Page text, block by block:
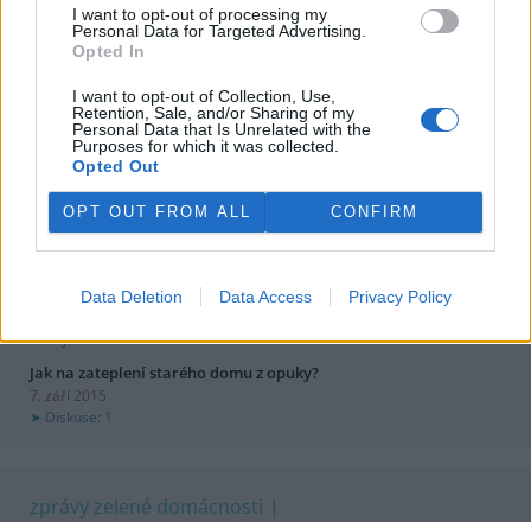
I want to opt-out of processing my
Personal Data for Targeted Advertising.
Opted In
I want to opt-out of Collection, Use,
Retention, Sale, and/or Sharing of my
Personal Data that Is Unrelated with the
Purposes for which it was collected.
Opted Out
OPT OUT FROM ALL CONFIRM
Data Deletion Data Access Privacy Policy
dotazy a odpovědi
Může zemědělec používat chemický postřik, když vítr vane k
2. dubna 2017
Diskuse: 3
Musím mít revizi na kotel, když ho nepoužívám?
7. listopadu 2016
Diskuse: 1
Přepojení domácí ČOV na obecní kanalizaci: musím?
23. října 2015
Jak na zateplení starého domu z opuky?
7. září 2015
Diskuse: 1
zprávy zelené domácnosti